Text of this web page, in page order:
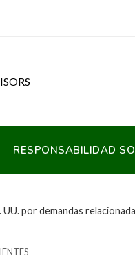
RESPONSABILIDAD
por demandas